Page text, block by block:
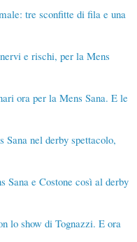
tre sconfitte di fila e una
e rischi, per la Mens
ora per la Mens Sana. E le
nel derby spettacolo,
Sana e Costone così al derby
lo show di Tognazzi. E ora